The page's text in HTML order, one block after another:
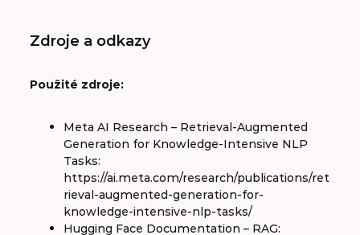
Zdroje a odkazy
Použité zdroje:
Meta AI Research – Retrieval-Augmented
Generation for Knowledge-Intensive NLP
Tasks:
https://ai.meta.com/research/publications/ret
rieval-augmented-generation-for-
knowledge-intensive-nlp-tasks/
Hugging Face Documentation – RAG: